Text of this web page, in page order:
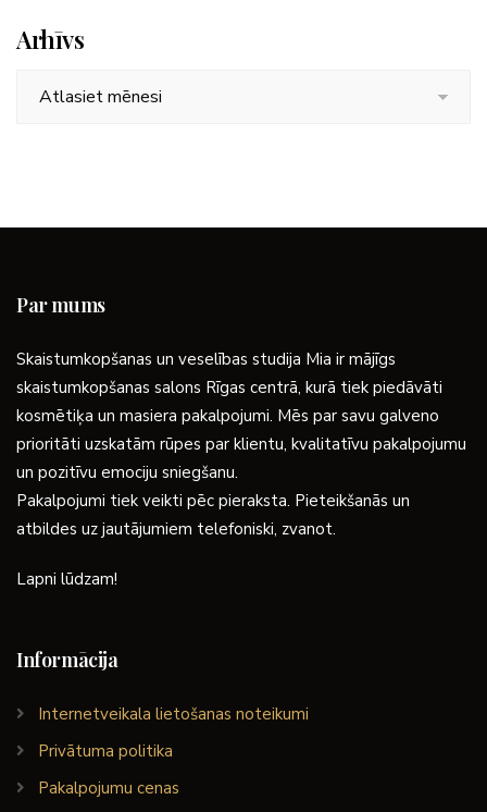
Arhīvs
Par mums
Skaistumkopšanas un veselības studija Mia ir mājīgs
skaistumkopšanas salons Rīgas centrā, kurā tiek piedāvāti
kosmētiķa un masiera pakalpojumi. Mēs par savu galveno
prioritāti uzskatām rūpes par klientu, kvalitatīvu pakalpojumu
un pozitīvu emociju sniegšanu.
Pakalpojumi tiek veikti pēc pieraksta. Pieteikšanās un
atbildes uz jautājumiem telefoniski, zvanot.
Lapni lūdzam!
Informācija
Internetveikala lietošanas noteikumi
Privātuma politika
Pakalpojumu cenas